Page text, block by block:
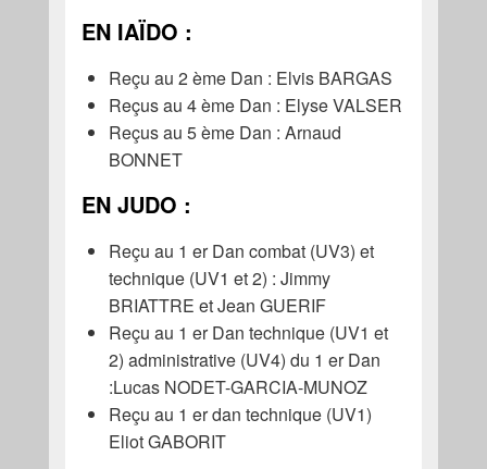
EN IAÏDO :
Reçu au 2 ème Dan : Elvis BARGAS
Reçus au 4 ème Dan : Elyse VALSER
Reçus au 5 ème Dan : Arnaud
BONNET
EN JUDO :
Reçu au 1 er Dan combat (UV3) et
technique (UV1 et 2) : Jimmy
BRIATTRE et Jean GUERIF
Reçu au 1 er Dan technique (UV1 et
2) administrative (UV4) du 1 er Dan
:Lucas NODET-GARCIA-MUNOZ
Reçu au 1 er dan technique (UV1)
Eliot GABORIT